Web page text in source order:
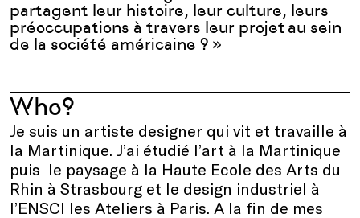
partagent leur histoire, leur culture, leurs
préoccupations à travers leur projet au sein
de la société américaine ? »
Who?
Je suis un artiste designer qui vit et travaille à
la Martinique. J’ai étudié l’art à la Martinique
puis le paysage à la Haute Ecole des Arts du
Rhin à Strasbourg et le design industriel à
l’ENSCI les Ateliers à Paris. A la fin de mes